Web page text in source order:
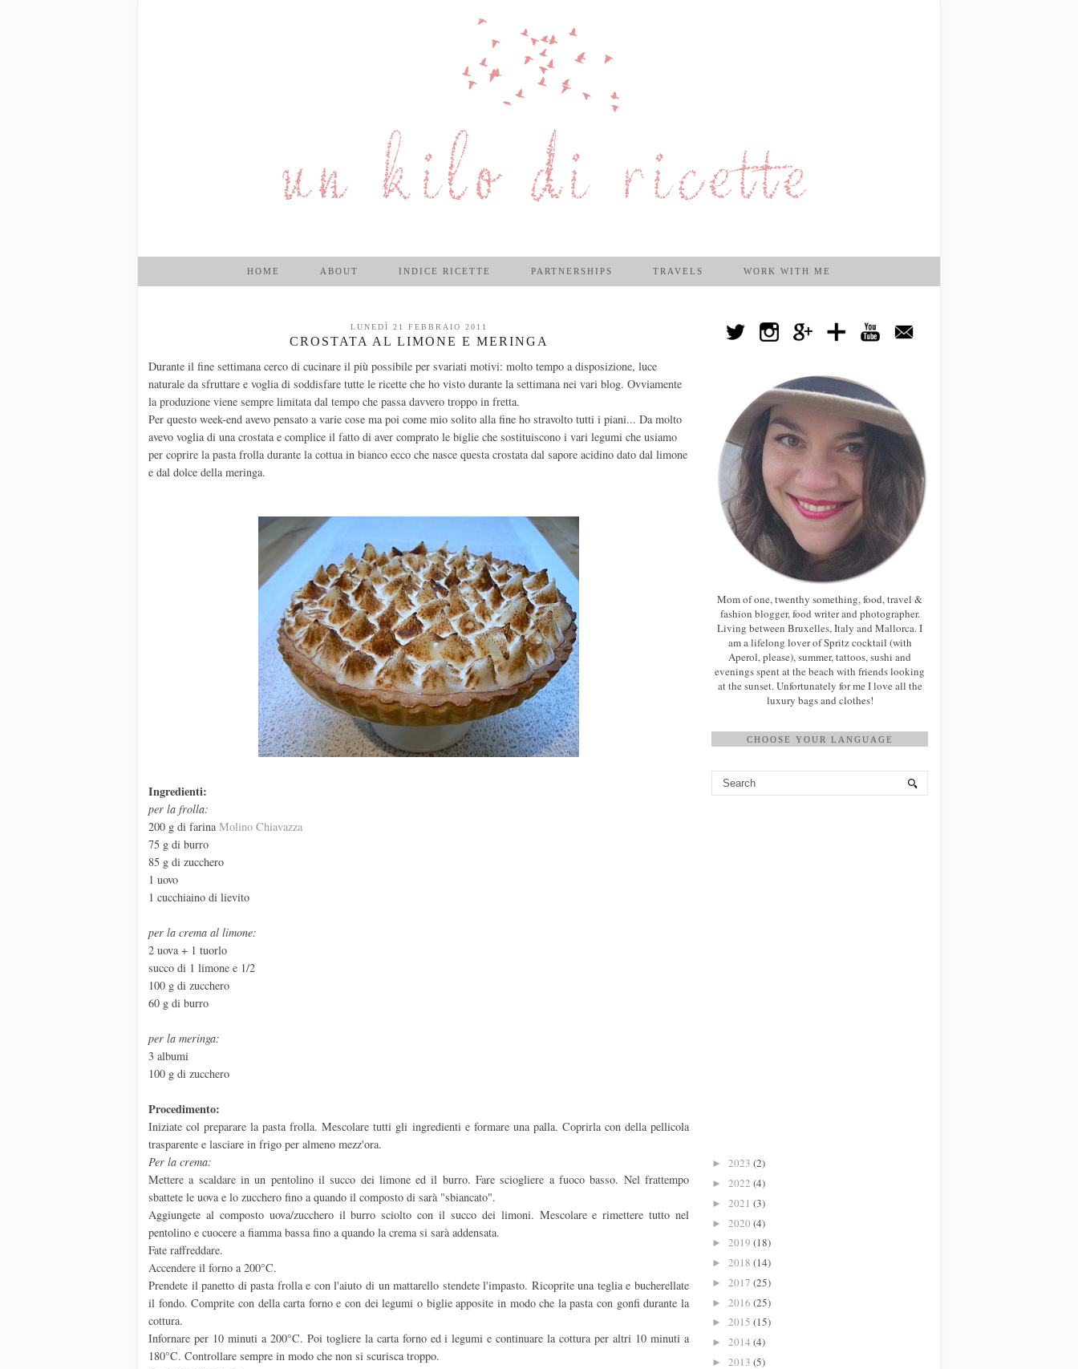
HOME ABOUT INDICE RICETTE PARTNERSHIPS TRAVELS WORK WITH ME
LUNEDÌ 21 FEBBRAIO 2011
CROSTATA AL LIMONE E MERINGA
Durante il fine settimana cerco di cucinare il più possibile per svariati motivi: molto tempo a disposizione, luce
naturale da sfruttare e voglia di soddisfare tutte le ricette che ho visto durante la settimana nei vari blog. Ovviamente
la produzione viene sempre limitata dal tempo che passa davvero troppo in fretta.
Per questo week-end avevo pensato a varie cose ma poi come mio solito alla fine ho stravolto tutti i piani... Da molto
avevo voglia di una crostata e complice il fatto di aver comprato le biglie che sostituiscono i vari legumi che usiamo
per coprire la pasta frolla durante la cottua in bianco ecco che nasce questa crostata dal sapore acidino dato dal limone
e dal dolce della meringa.
Ingredienti:
per la frolla:
200 g di farinaMolino Chiavazza
75 g di burro
85 g di zucchero
1 uovo
1 cucchiaino di lievito
per la crema al limone:
2 uova + 1 tuorlo
succo di 1 limone e 1/2
100 g di zucchero
60 g di burro
per la meringa:
3 albumi
100 g di zucchero
Procedimento:
Iniziate col preparare la pasta frolla. Mescolare tutti gli ingredienti e formare una palla. Coprirla con della pellicola
trasparente e lasciare in frigo per almeno mezz'ora.
Per la crema:
Mettere a scaldare in un pentolino il succo dei limone ed il burro. Fare sciogliere a fuoco basso. Nel frattempo
sbattete le uova e lo zucchero fino a quando il composto di sarà "sbiancato".
Aggiungete al composto uova/zucchero il burro sciolto con il succo dei limoni. Mescolare e rimettere tutto nel
pentolino e cuocere a fiamma bassa fino a quando la crema si sarà addensata.
Fate raffreddare.
Accendere il forno a 200°C.
Prendete il panetto di pasta frolla e con l'aiuto di un mattarello stendete l'impasto. Ricoprite una teglia e bucherellate
il fondo. Comprite con della carta forno e con dei legumi o biglie apposite in modo che la pasta con gonfi durante la
cottura.
Infornare per 10 minuti a 200°C. Poi togliere la carta forno ed i legumi e continuare la cottura per altri 10 minuti a
180°C. Controllare sempre in modo che non si scurisca troppo.
Mom of one, twenthy something, food, travel &
fashion blogger, food writer and photographer.
Living between Bruxelles, Italy and Mallorca. I
am a lifelong lover of Spritz cocktail (with
Aperol, please), summer, tattoos, sushi and
evenings spent at the beach with friends looking
at the sunset. Unfortunately for me I love all the
luxury bags and clothes!
CHOOSE YOUR LANGUAGE
► 2023 (2)
► 2022 (4)
► 2021 (3)
► 2020 (4)
► 2019 (18)
► 2018 (14)
► 2017 (25)
► 2016 (25)
► 2015 (15)
► 2014 (4)
► 2013 (5)